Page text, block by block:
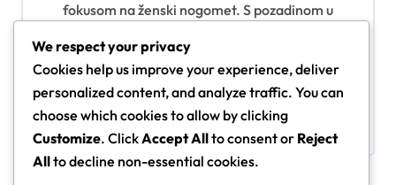
a
o
n
fokusom na ženski nogomet. S pozadinom u
igri, pruža uvid u komentare i analize na FIFA U-17
Svjetskom prvenstvu za žene 2024. Lila vjeruje u
moć sporta za mlade da inspirira i osnaži sljedeću
generaciju sportašica.
We respect your privacy
Cookies help us improve your experience, deliver
personalized content, and analyze traffic. You can
choose which cookies to allow by clicking
Customize. ClickAccept Allto consent or Reject
Allto decline non-essential cookies.